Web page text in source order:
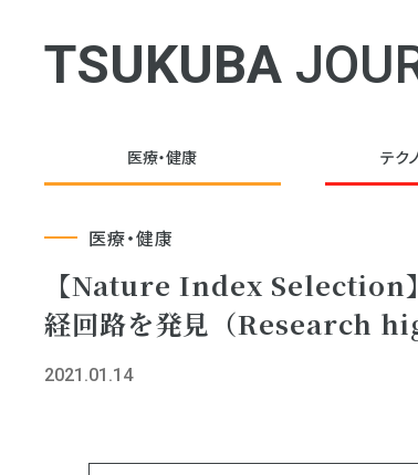
TSUKUBA
医療・健康 テク
医療・健康
【Nature Index Selection
経回路を発見（Research
2021.01.14